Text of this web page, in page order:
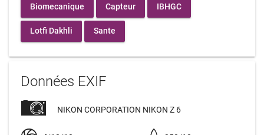
Biomecanique Capteur IBHGC
Lotfi Dakhli Sante
Données EXIF
NIKON CORPORATION NIKON Z 6